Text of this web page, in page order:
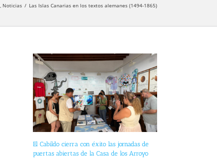
Noticias Las Islas Canarias en los textos alemanes (1494-1865)
El Cabildo cierra con éxito las jornadas de
puertas abiertas de la Casa de los Arroyo